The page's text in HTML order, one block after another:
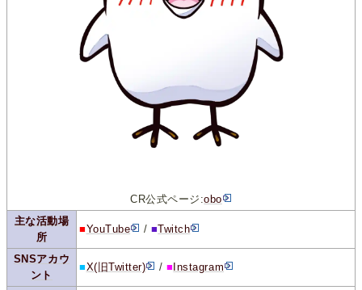
CR公式ページ:obo
主な活動場
所
■YouTube / ■Twitch
SNSアカウ
ント
■X(旧Twitter) / ■ Instagram